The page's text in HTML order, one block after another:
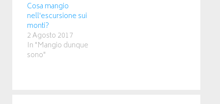
Cosa mangio
nell'escursione sui
monti?
2 Agosto 2017
In "Mangio dunque
sono"